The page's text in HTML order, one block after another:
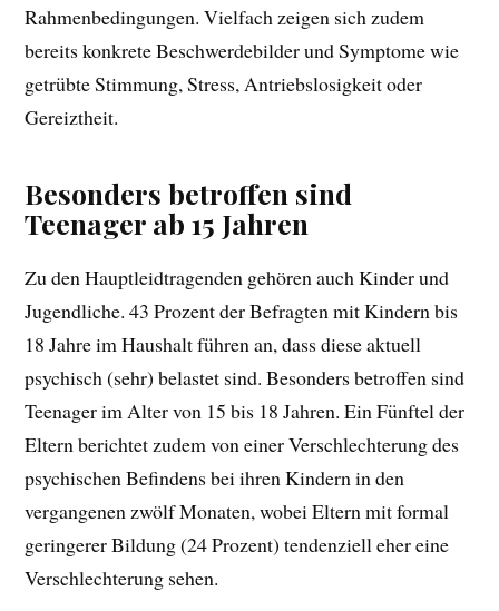
Rahmenbedingungen. Vielfach zeigen sich zudem
bereits konkrete Beschwerdebilder und Symptome wie
getrübte Stimmung, Stress, Antriebslosigkeit oder
Gereiztheit.
Besonders betroffen sind
Teenager ab 15 Jahren
Zu den Hauptleidtragenden gehören auch Kinder und
Jugendliche. 43 Prozent der Befragten mit Kindern bis
18 Jahre im Haushalt führen an, dass diese aktuell
psychisch (sehr) belastet sind. Besonders betroffen sind
Teenager im Alter von 15 bis 18 Jahren. Ein Fünftel der
Eltern berichtet zudem von einer Verschlechterung des
psychischen Befindens bei ihren Kindern in den
vergangenen zwölf Monaten, wobei Eltern mit formal
geringerer Bildung (24 Prozent) tendenziell eher eine
Verschlechterung sehen.